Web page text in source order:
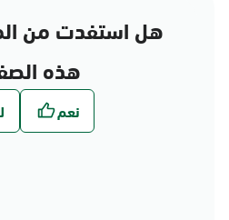
هل استفدت من
هذه